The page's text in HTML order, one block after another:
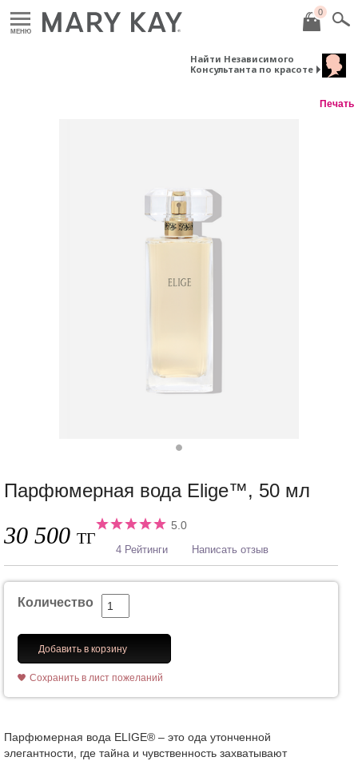
МЕНЮ
0
Найти Независимого
Консультанта по красоте
Печать
Парфюмерная вода Elige™, 50 мл
30 500 ТГ
5.0
4 Рейтинги Написать отзыв
Количество
Добавить в корзину
Сохранить в лист пожеланий
Парфюмерная вода ELIGE® – это ода утонченной
элегантности, где тайна и чувственность захватывают